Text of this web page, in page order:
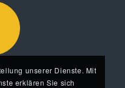
unserer Dienste. Mit
erklären Sie sich